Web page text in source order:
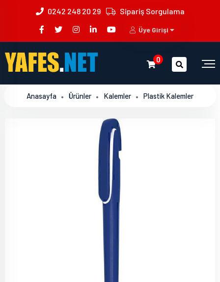
0242 248 20 29 Sipariş Sorgulama
Üye Girişi
0
Anasayfa Ürünler Kalemler Plastik Kalemler